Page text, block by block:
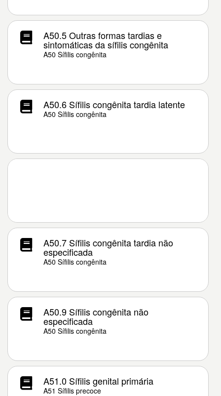
A50.5 Outras formas tardias e
sintomáticas da sífilis congênita
A50 Sífilis congênita
A50.6 Sífilis congênita tardia latente
A50 Sífilis congênita
A50.7 Sífilis congênita tardia não
especificada
A50 Sífilis congênita
A50.9 Sífilis congênita não
especificada
A50 Sífilis congênita
A51.0 Sífilis genital primária
A51 Sífilis precoce